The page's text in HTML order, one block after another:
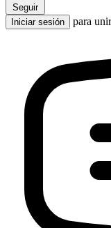
Seguir
Iniciar sesión
para